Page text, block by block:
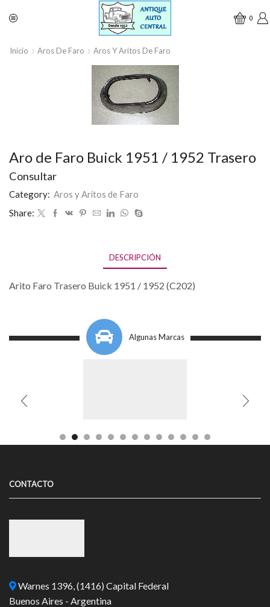
0
Inicio Aros De Faro Aros Y Aritos De Faro
Aro de Faro Buick 1951 / 1952 Trasero
Consultar
Category: Aros y Aritos de Faro
Share:
DESCRIPCIÓN
Arito Faro Trasero Buick 1951 / 1952 (C202)
Algunas Marcas
CONTACTO
Warnes 1396, (1416) Capital Federal
Buenos Aires - Argentina